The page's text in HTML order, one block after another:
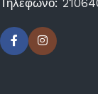
Τηλέφωνο: